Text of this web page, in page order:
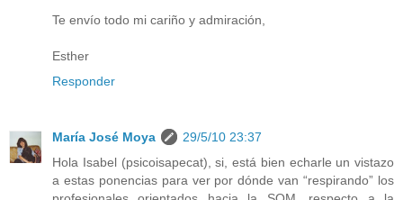
Te envío todo mi cariño y admiración,
Esther
Responder
María José Moya
29/5/10 23:37
Hola Isabel (psicoisapecat), si, está bien echarle un vistazo
a estas ponencias para ver por dónde van “respirando” los